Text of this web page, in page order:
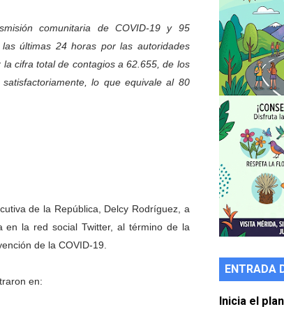
el inicio de una vida saludable
2027-2029 en los 23 municipios
de marcas y patentes
atención en los municipios
el sector El Alcázar
la instalación del detector Cherenkov de agua
comunitaria de COVID-19 y 95
últimas 24 horas por las autoridades
cifra total de contagios a 62.655, de los
lo que equivale al 80
de la República, Delcy Rodríguez, a
en la red social Twitter, al término de la
de la COVID-19.
en:
ENTRADA
Inicia el